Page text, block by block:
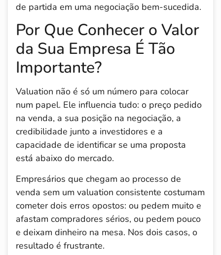
de partida em uma negociação bem-sucedida.
Por Que Conhecer o Valor
da Sua Empresa É Tão
Importante?
Valuation não é só um número para colocar
num papel. Ele influencia tudo: o preço pedido
na venda, a sua posição na negociação, a
credibilidade junto a investidores e a
capacidade de identificar se uma proposta
está abaixo do mercado.
Empresários que chegam ao processo de
venda sem um valuation consistente costumam
cometer dois erros opostos: ou pedem muito e
afastam compradores sérios, ou pedem pouco
e deixam dinheiro na mesa. Nos dois casos, o
resultado é frustrante.